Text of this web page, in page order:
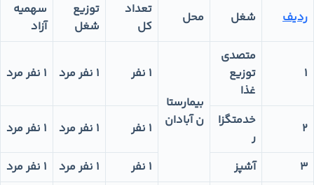
ردیف شغل محل
تعداد
کل
توزیع
شغل
سهمیه
آزاد
1
متصدی
توزیع
غذا
بیمارستا
ن آبادان
1 نفر 1 نفر مرد 1 نفر مرد
2
خدمتگزا
ر
1 نفر 1 نفر مرد 1 نفر مرد
3 آشپز 1 نفر 1 نفر مرد
1 نفر مرد